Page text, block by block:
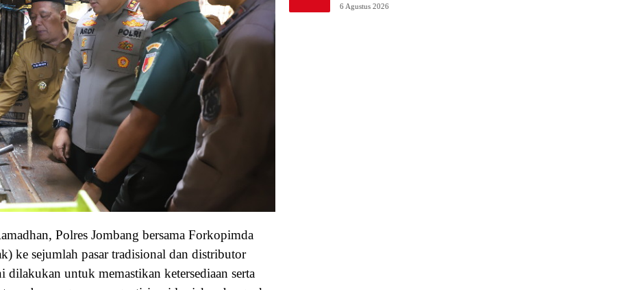
Polres Jombang bersama Forkopimda
ke sejumlah pasar tradisional dan distributor
untuk memastikan ketersediaan serta
Apel Siaga Bencana
6 Agustus 2026